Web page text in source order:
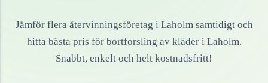
Jämför flera återvinningsföretag i Laholmsamtidigt och
hitta bästa pris för bortforsling av kläderi Laholm.
Snabbt, enkelt och helt kostnadsfritt!